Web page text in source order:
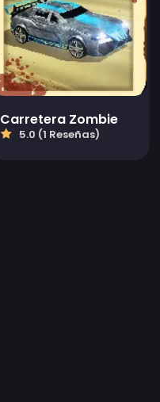
Carretera Zombie
5.0 (1 Reseñas)